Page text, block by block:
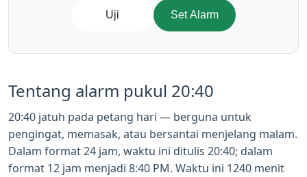
Uji Set Alarm
Tentang alarm pukul 20:40
20:40 jatuh pada petang hari — berguna untuk
pengingat, memasak, atau bersantai menjelang malam.
Dalam format 24 jam, waktu ini ditulis 20:40; dalam
format 12 jam menjadi 8:40 PM. Waktu ini 1240 menit